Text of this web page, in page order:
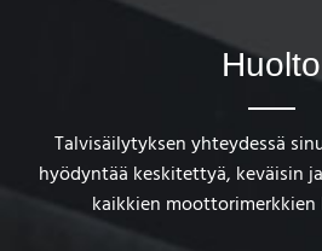
Huolto
Talvisäilytyksen yhteydessä
hyödyntää keskitettyä, keväisin
kaikkien